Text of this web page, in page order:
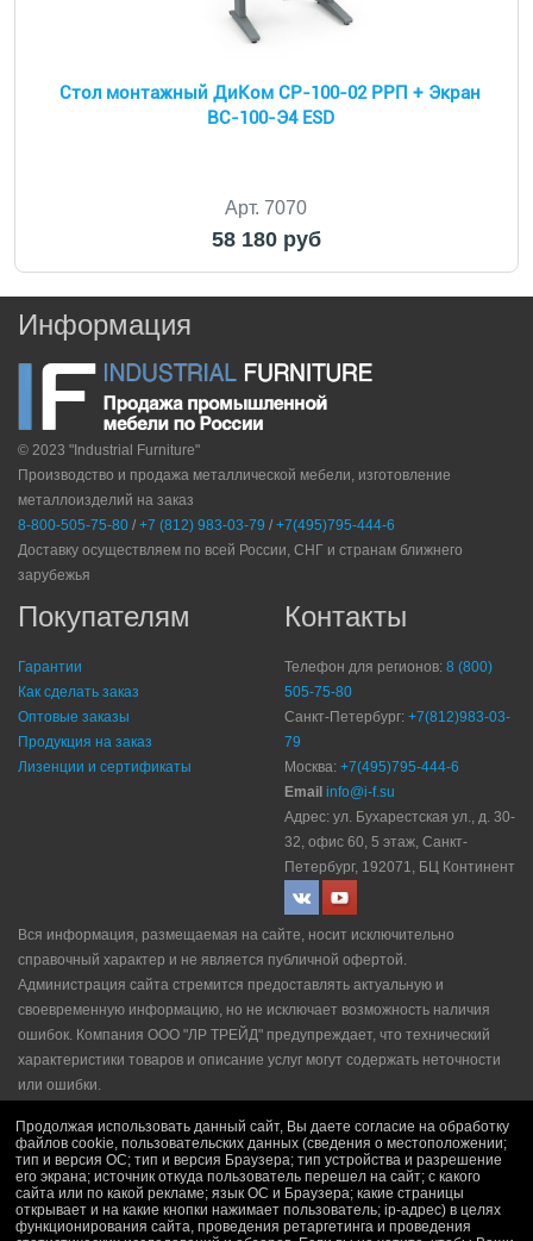
Стол монтажный ДиКом СР-100-02 РРП + Экран
ВС-100-Э4 ESD
Арт. 7070
58 180 руб
Информация
© 2023 "Industrial Furniture"
Производство и продажа металлической мебели, изготовление
металлоизделий на заказ
8-800-505-75-80 / +7 (812) 983-03-79 / +7(495)795-444-6
Доставку осуществляем по всей России, СНГ и странам ближнего
зарубежья
Покупателям
Гарантии
Как сделать заказ
Оптовые заказы
Продукция на заказ
Лизенции и сертификаты
Контакты
Телефон для регионов: 8 (800)
505-75-80
Санкт-Петербург: +7(812)983-03-
79
Москва: +7(495)795-444-6
Email info@i-f.su
Адрес: ул. Бухарестская ул., д. 30-
32, офис 60, 5 этаж, Санкт-
Петербург, 192071, БЦ Континент
Вся информация, размещаемая на сайте, носит исключительно
справочный характер и не является публичной офертой.
Администрация сайта стремится предоставлять актуальную и
своевременную информацию, но не исключает возможность наличия
ошибок. Компания ООО "ЛР ТРЕЙД" прeдупрeждaeт, что технический
характеристики товаров и описание услуг могут содержать неточности
или ошибки.
Политика рекламной рассылки|Правила продажи
Продолжая использовать данный сайт, Вы даете согласие на обработку
файлов cookie, пользовательских данных (сведения о местоположении;
тип и версия ОС; тип и версия Браузера; тип устройства и разрешение
его экрана; источник откуда пользователь перешел на сайт; с какого
сайта или по какой рекламе; язык ОС и Браузера; какие страницы
открывает и на какие кнопки нажимает пользователь; ip-адрес) в целях
функционирования сайта, проведения ретаргетинга и проведения